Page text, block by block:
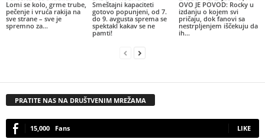
Lomi se kolo, grme trube,
pečenje i vruća rakija na
sve strane – sve je
spremno za...
Smeštajni kapaciteti
gotovo popunjeni, od 7.
do 9. avgusta sprema se
spektakl kakav se ne
pamti!
OVO JE POVOD: Rocky u
izdanju o kojem svi
pričaju, dok fanovi sa
nestrpljenjem iščekuju da
ih...
PRATITE NAS NA DRUŠTVENIM MREŽAMA
15,000 Fans LIKE